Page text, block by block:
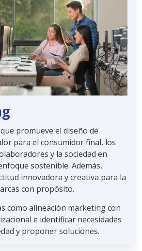
promueve el diseño de
para el consumidor final, los
y la sociedad en
sostenible. Además,
innovadora y creativa para la
con propósito.
como alineación marketing con
e identificar necesidades
y proponer soluciones.